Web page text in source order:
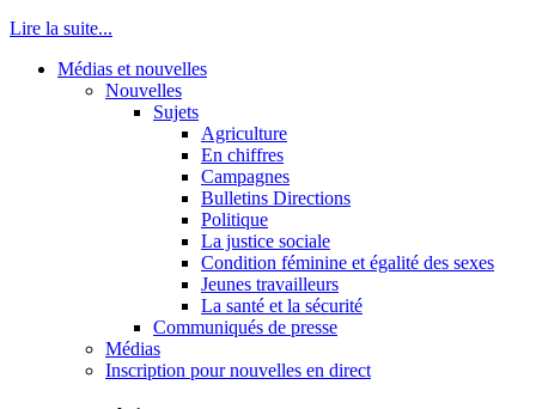
Lire la suite...
Médias et nouvelles
Nouvelles
Sujets
Agriculture
En chiffres
Campagnes
Bulletins Directions
Politique
La justice sociale
Condition féminine et égalité des sexes
Jeunes travailleurs
La santé et la sécurité
Communiqués de presse
Médias
Inscription pour nouvelles en direct